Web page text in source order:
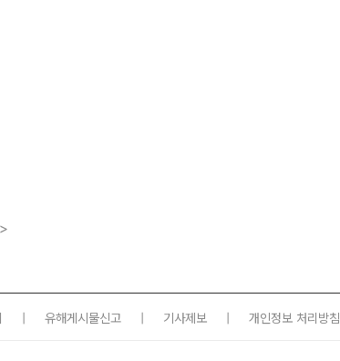
유해게시물신고 기사제보 개인정보 처리방침